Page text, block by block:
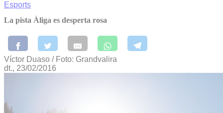
Esports
La pista Àliga es desperta rosa
Víctor Duaso / Foto: Grandvalira
dt., 23/02/2016